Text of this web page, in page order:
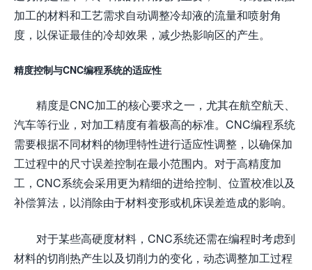
加工的材料和工艺需求自动调整冷却液的流量和喷射角
度，以保证最佳的冷却效果，减少热影响区的产生。
精度控制与CNC编程系统的适应性
精度是CNC加工的核心要求之一，尤其在航空航天、
汽车等行业，对加工精度有着极高的标准。CNC编程系统
需要根据不同材料的物理特性进行适应性调整，以确保加
工过程中的尺寸误差控制在最小范围内。对于高精度加
工，CNC系统会采用更为精细的进给控制、位置校准以及
补偿算法，以消除由于材料变形或机床误差造成的影响。
对于某些高硬度材料，CNC系统还需在编程时考虑到
材料的切削热产生以及切削力的变化，动态调整加工过程